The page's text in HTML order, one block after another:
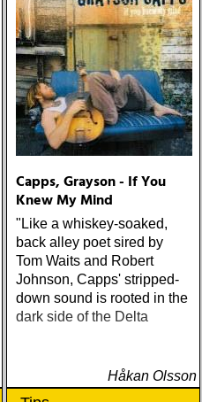
Capps, Grayson - If You
Knew My Mind
"Like a whiskey-soaked,
back alley poet sired by
Tom Waits and Robert
Johnson, Capps' stripped-
down sound is rooted in the
dark side of the Delta
Håkan Olsson